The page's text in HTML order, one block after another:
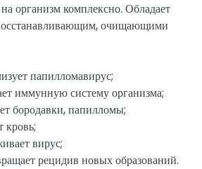
организм комплексно. Обладает
очищающими
папилломавирус;
иммунную систему организма;
бородавки, папилломы;
кровь;
вирус;
рецидив новых образований.